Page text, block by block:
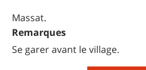
Massat.
Remarques
Se garer avant le village.